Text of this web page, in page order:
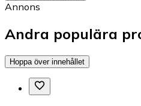
Annons
Andra populära
Hoppa över innehållet